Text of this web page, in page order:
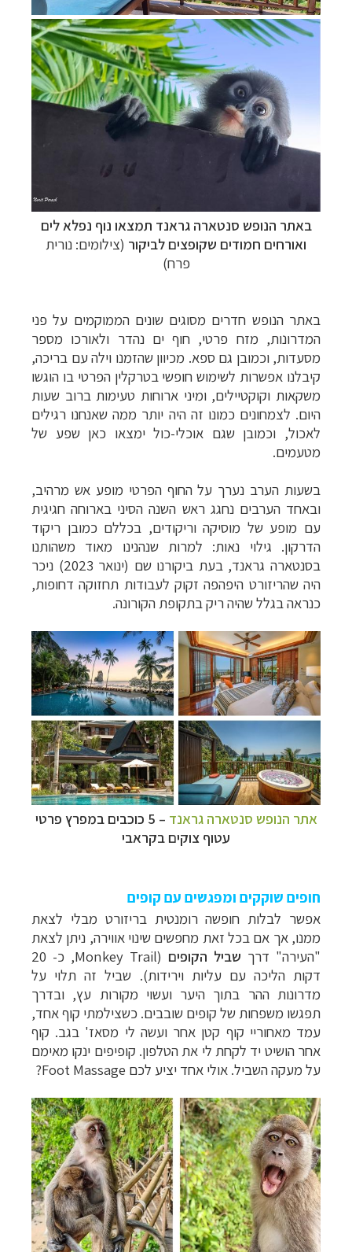
באתר הנופש סנטארה גראנד תמצאו נוף נפלא לים
ואורחים חמודים שקופצים לביקור (צילומים: נורית
פרח)
באתר הנופש חדרים מסוגים שונים הממוקמים על פני
המדרונות, מזח פרטי, חוף ים נהדר ולאורכו מספר
מסעדות, וכמובן גם ספא. מכיוון שהזמנו וילה עם בריכה,
קיבלנו אפשרות לשימוש חופשי בטרקלין הפרטי בו הוגשו
משקאות וקוקטיילים, ומיני ארוחות טעימות ברוב שעות
היום. לצמחונים כמונו זה היה יותר ממה שאנחנו רגילים
לאכול, וכמובן שגם אוכלי-כול ימצאו כאן שפע של
מטעמים.
בשעות הערב נערך על החוף הפרטי מופע אש מרהיב,
ובאחד הערבים נחגג ראש השנה הסיני בארוחה חגיגית
עם מופע של מוסיקה וריקודים, בכללם כמובן ריקוד
הדרקון. גילוי נאות: למרות שנהנינו מאוד משהותנו
בסנטארה גראנד, בעת ביקורנו שם (ינואר 2023) ניכר
היה שהריזורט היפהפה זקוק לעבודות תחזוקה דחופות,
כנראה בגלל שהיה ריק בתקופת הקורונה.
אתר הנופש סנטארה גראנד
– 5 כוכבים במפרץ פרטי
עטוף צוקים בקראבי
חופים שוקקים ומפגשים עם קופים
אפשר לבלות חופשה רומנטית בריזורט מבלי לצאת
ממנו, אך אם בכל זאת מחפשים שינוי אווירה, ניתן לצאת
"העירה" דרך שביל הקופים (
Monkey Trail
, כ- 20
דקות הליכה עם עליות וירידות). שביל זה תלוי על
מדרונות ההר בתוך היער ועשוי מקורות עץ, ובדרך
תפגשו משפחות של קופים שובבים. כשצילמתי קוף אחד,
עמד מאחוריי קוף קטן אחר ועשה לי מסאז' בגב. קוף
אחר הושיט יד לקחת לי את הטלפון. קופיפים ינקו מאימם
על מעקה השביל. אולי אחד יציע לכם Foot Massage
?